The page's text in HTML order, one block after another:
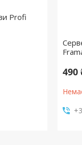
Profi
490